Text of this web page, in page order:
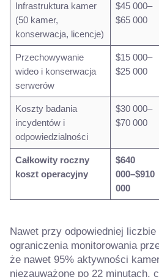
Infrastruktura kamer
(50 kamer,
konserwacja, licencje)
$45 000–
$65 000
Przechowywanie
wideo i konserwacja
serwerów
$15 000–
$25 000
Koszty badania
incydentów i
odpowiedzialności
$30 000–
$70 000
Całkowity roczny
koszt operacyjny
$640
000–$910
000
Nawet przy odpowiedniej
ograniczenia monitorowania
że nawet 95% aktywności
niezauważone po 22 minutach,